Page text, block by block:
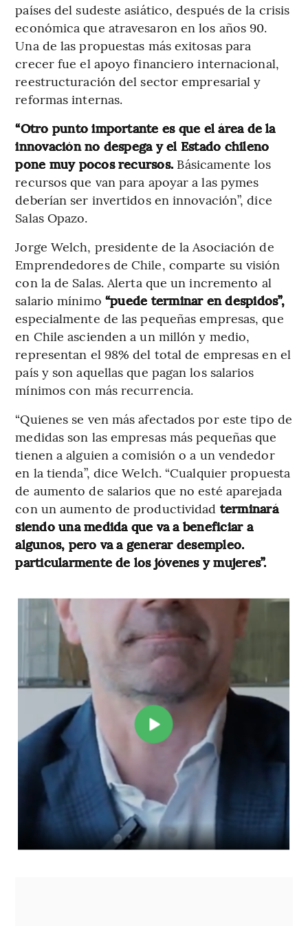
países del sudeste asiático, después de la crisis
económica que atravesaron en los años 90.
Una de las propuestas más exitosas para
crecer fue el apoyo financiero internacional,
reestructuración del sector empresarial y
reformas internas.
“Otro punto importante es que el área de la
innovación no despega y el Estado chileno
pone muy pocos recursos. Básicamente los
recursos que van para apoyar a las pymes
deberían ser invertidos en innovación”, dice
Salas Opazo.
Jorge Welch, presidente de la Asociación de
Emprendedores de Chile, comparte su visión
con la de Salas. Alerta que un incremento al
salario mínimo “puede terminar en despidos”,
especialmente de las pequeñas empresas, que
en Chile ascienden a un millón y medio,
representan el 98% del total de empresas en el
país y son aquellas que pagan los salarios
mínimos con más recurrencia.
“Quienes se ven más afectados por este tipo de
medidas son las empresas más pequeñas que
tienen a alguien a comisión o a un vendedor
en la tienda”, dice Welch. “Cualquier propuesta
de aumento de salarios que no esté aparejada
con un aumento de productividad terminará
siendo una medida que va a beneficiar a
algunos, pero va a generar desempleo.
particularmente de los jóvenes y mujeres”.